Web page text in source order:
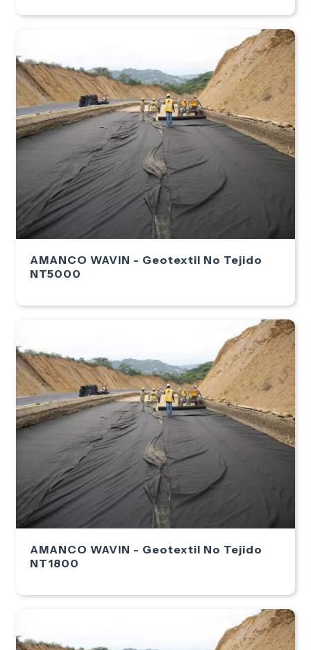
AMANCO WAVIN - Geotextil No Tejido
NT5000
AMANCO WAVIN - Geotextil No Tejido
NT1800